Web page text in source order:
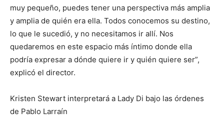
muy pequeño, puedes tener una perspectiva más amplia
y amplia de quién era ella. Todos conocemos su destino,
lo que le sucedió, y no necesitamos ir allí. Nos
quedaremos en este espacio más íntimo donde ella
podría expresar a dónde quiere ir y quién quiere ser”,
explicó el director.
Kristen Stewart interpretará a Lady Di bajo las órdenes
de Pablo Larraín